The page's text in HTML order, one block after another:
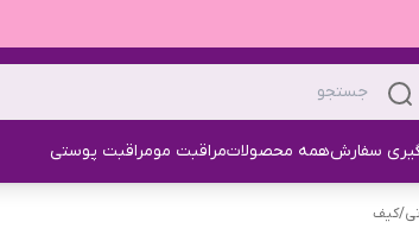
سفارشهمه محصولاتمراقبت مومراقبت پوستی
/کیف